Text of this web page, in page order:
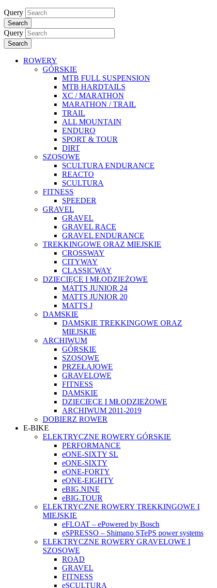
Query
Search
Query
Search
ROWERY
GÓRSKIE
MTB FULL SUSPENSION
MTB HARDTAILS
XC / MARATHON
MARATHON / TRAIL
TRAIL
ALL MOUNTAIN
ENDURO
SPORT & TOUR
DIRT
SZOSOWE
SCULTURA ENDURANCE
REACTO
SCULTURA
FITNESS
SPEEDER
GRAVEL
GRAVEL
GRAVEL RACE
GRAVEL ENDURANCE
TREKKINGOWE ORAZ MIEJSKIE
CROSSWAY
CITYWAY
CLASSICWAY
DZIECIĘCE I MŁODZIEŻOWE
MATTS JUNIOR 24
MATTS JUNIOR 20
MATTS J
DAMSKIE
DAMSKIE TREKKINGOWE ORAZ
MIEJSKIE
ARCHIWUM
GÓRSKIE
SZOSOWE
PRZEŁAJOWE
GRAVELOWE
FITNESS
DAMSKIE
DZIECIĘCE I MŁODZIEŻOWE
ARCHIWUM 2011-2019
DOBIERZ ROWER
E-BIKE
ELEKTRYCZNE ROWERY GÓRSKIE
PERFORMANCE
eONE-SIXTY SL
eONE-SIXTY
eONE-FORTY
eONE-EIGHTY
eBIG.NINE
eBIG.TOUR
ELEKTRYCZNE ROWERY TREKKINGOWE I
MIEJSKIE
eFLOAT – ePowered by Bosch
eSPRESSO – Shimano STePS power systems
ELEKTRYCZNE ROWERY GRAVELOWE I
SZOSOWE
ROAD
GRAVEL
FITNESS
eSCULTURA